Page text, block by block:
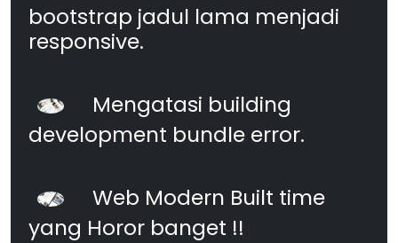
bootstrap jadul lama menjadi
responsive.
Mengatasi building
development bundle error.
Web Modern Built time
yang Horor banget !!